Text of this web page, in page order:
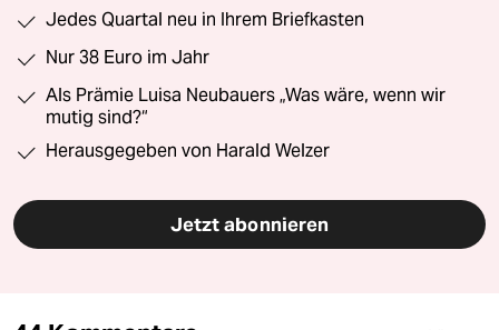
Jedes Quartal neu in Ihrem Briefkasten
Nur 38 Euro im Jahr
Als Prämie Luisa Neubauers „Was wäre, wenn wir
mutig sind?“
Herausgegeben von Harald Welzer
Jetzt abonnieren